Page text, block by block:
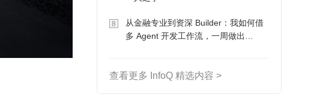
8
从金融专业到资深 Builder：我如何借
多 Agent 开发工作流，一周做出
查看更多 InfoQ 精选内容 >